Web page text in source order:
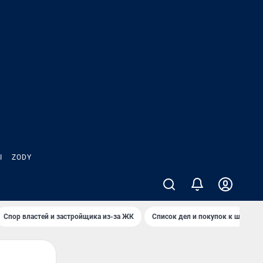
ZODY
Спор властей и застройщика из-за ЖК Список дел и покупок к школе